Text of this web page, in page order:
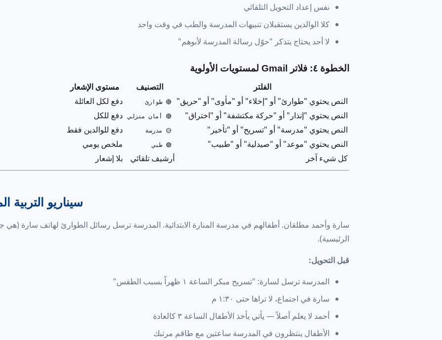
نفس إعداد التحويل التلقائي
كلا الوالدين يستقبلان تنبيهات المدرسة والطب في وقت واحد
لا أحد يحتاج يتذكر "حوّل رسالة المدرسة لأبوهم"
الخطوة ٤: فلاتر Gmail لمستويات الأولوية
الفلتر التصنيف
مستوى الإشعار
النص يحتوي "طوارئ" أو "إخلاء" أو "مأوى" أو "حريق"
🔴 طوارئ
دفع لكل العائلة
النص يحتوي "إنذار" أو "حركة مكتشفة" أو "اختراق"
🔴 أمان منزلي
دفع للكل
النص يحتوي "مدرسة" أو "تسريح" أو "تأخير"
🟡 مدرسة
دفع للوالدين فقط
النص يحتوي "موعد" أو "صيدلية" أو "طبيب"
🟢 طبي
ملخص يومي
كل شيء آخر
أرشيف تلقائي بلا إشعار
سيناريو التربية
سارة وأحمد مطلقان. أطفالهم في مدرسة المنارة الابتدائية. المدرسة ترسل رسائل الطوارئ لهاتف سارة (هي
الرئيسية).
قبل التحويل:
المدرسة ترسل لسارة: "تسريح مبكر الساعة ١ ظهراً بسبب الطقس"
سارة في اجتماع، لا تراها حتى ١:٣٠ م
أحمد لا يعلم أصلاً — يأتي يأخذ الأطفال الساعة ٣ كالعادة
الأطفال ينتظرون في المدرسة ساعتين مع طاقم مرتبك